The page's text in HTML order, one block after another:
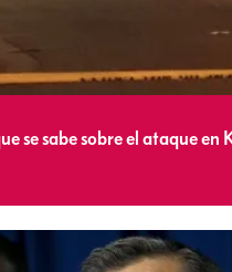
se sabe sobre el ataque en